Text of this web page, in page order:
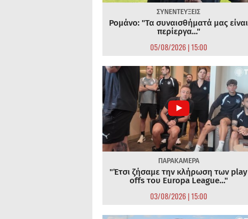
ΣΥΝΕΝΤΕΥΞΕΙΣ
Ρομάνο: "Τα συναισθήματά μας είναι
περίεργα..."
05/08/2026 | 15:00
ΠΑΡΑΚΑΜΕΡΑ
"Έτσι ζήσαμε την κλήρωση των play
offs του Europa League..."
03/08/2026 | 15:00